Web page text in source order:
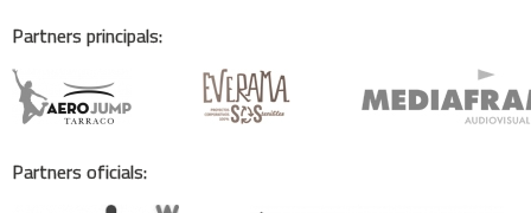
Partners principals:
Partners oficials: